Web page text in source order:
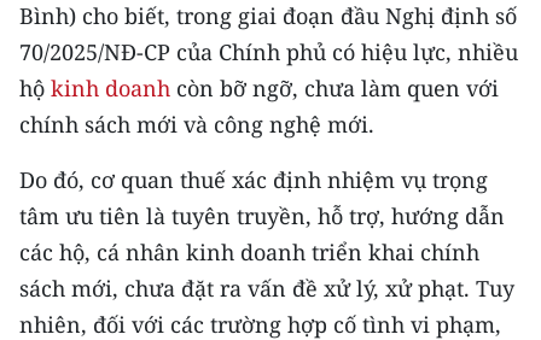
54 DÂN TỘC VIỆT NAM
CHƯƠNG TRÌNH OCOP - MỖI XÃ
MỘT SẢN PHẨM
RADIO
MEDIA CENTER
E-Magazine
Bình) cho biết, trong giai đoạn đầu Nghị định số
70/2025/NĐ-CP của Chính phủ có hiệu lực, nhiều
hộ kinh doanh còn bỡ ngỡ, chưa làm quen với
chính sách mới và công nghệ mới.
Do đó, cơ quan thuế xác định nhiệm vụ trọng
tâm ưu tiên là tuyên truyền, hỗ trợ, hướng dẫn
các hộ, cá nhân kinh doanh triển khai chính
sách mới, chưa đặt ra vấn đề xử lý, xử phạt. Tuy
nhiên, đối với các trường hợp cố tình vi phạm,